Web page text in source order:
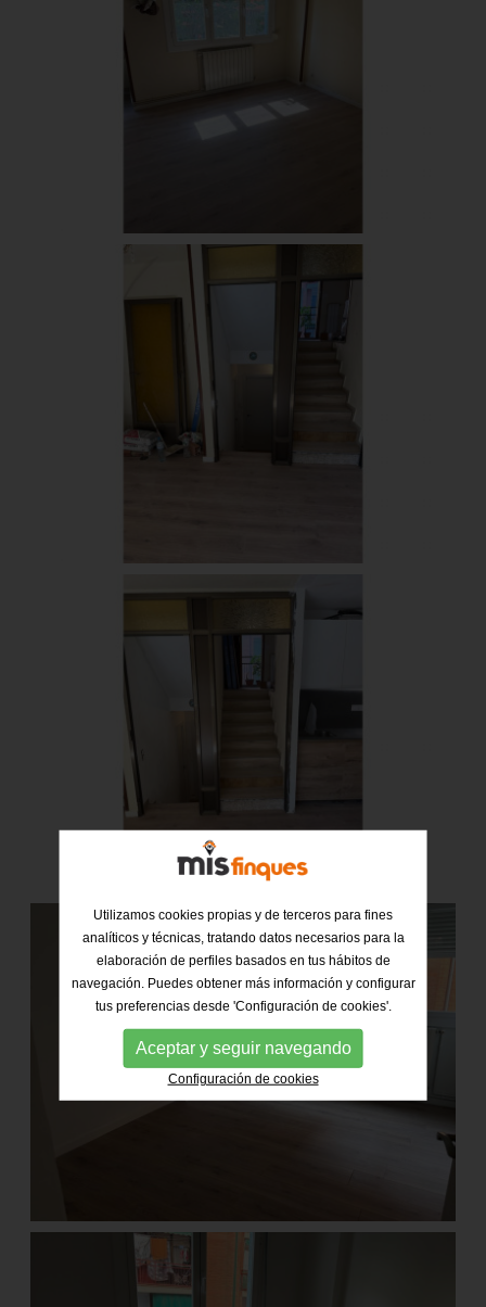
Utilizamos cookies propias y de terceros para fines
analíticos y técnicas, tratando datos necesarios para la
elaboración de perfiles basados en tus hábitos de
navegación. Puedes obtener más información y configurar
tus preferencias desde 'Configuración de cookies'.
Aceptar y seguir navegando
Configuración de cookies